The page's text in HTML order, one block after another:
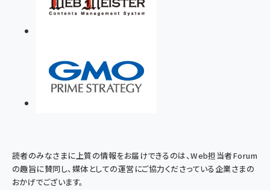
読者のみなさまに上質の情報をお届けできるのは、Web担当者Forum
の趣旨に賛同し、媒体としての運営にご協力くださっている企業さまの
おかげでございます。